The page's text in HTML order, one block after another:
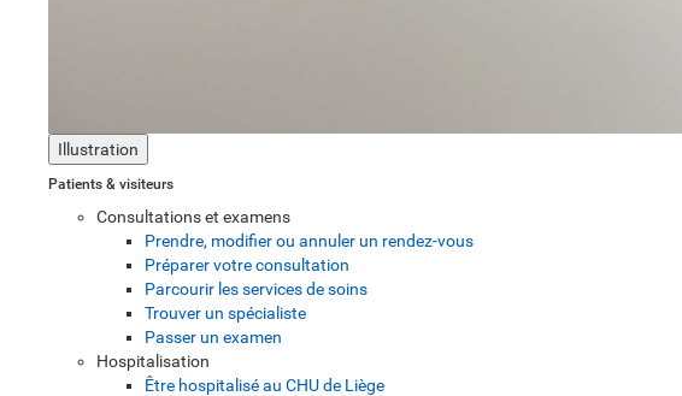
Illustration
Patients & visiteurs
Consultations et examens
Prendre, modifier ou annuler un rendez-vous
Préparer votre consultation
Parcourir les services de soins
Trouver un spécialiste
Passer un examen
Hospitalisation
Être hospitalisé au CHU de Liège